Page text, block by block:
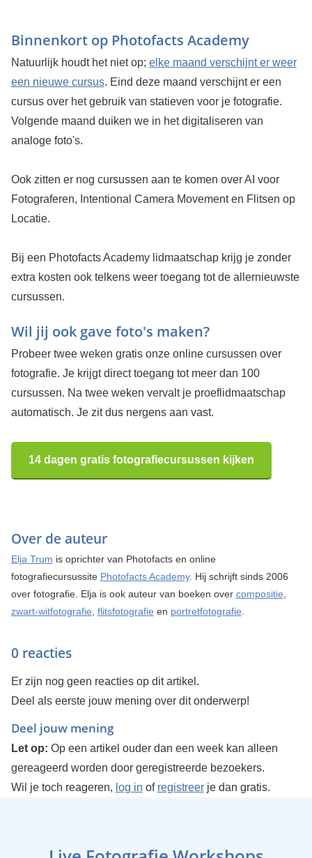
Binnenkort op Photofacts Academy
Natuurlijk houdt het niet op; elke maand verschijnt er weer
een nieuwe cursus. Eind deze maand verschijnt er een
cursus over het gebruik van statieven voor je fotografie.
Volgende maand duiken we in het digitaliseren van
analoge foto's.
Ook zitten er nog cursussen aan te komen over AI voor
Fotograferen, Intentional Camera Movement en Flitsen op
Locatie.
Bij een Photofacts Academy lidmaatschap krijg je zonder
extra kosten ook telkens weer toegang tot de allernieuwste
cursussen.
Wil jij ook gave foto's maken?
Probeer twee weken gratis onze online cursussen over
fotografie. Je krijgt direct toegang tot meer dan 100
cursussen. Na twee weken vervalt je proeflidmaatschap
automatisch. Je zit dus nergens aan vast.
14 dagen gratis fotografiecursussen kijken
Over de auteur
Elja Trum is oprichter van Photofacts en online
fotografiecursussite Photofacts Academy. Hij schrijft sinds 2006
over fotografie. Elja is ook auteur van boeken over compositie
zwart-witfotografie flitsfotografie en portretfotografie
0 reacties
Er zijn nog geen reacties op dit artikel.
Deel als eerste jouw mening over dit onderwerp!
Deel jouw mening
Let op: Op een artikel ouder dan een week kan alleen
gereageerd worden door geregistreerde bezoekers.
Wil je toch reageren, log in of registreerje dan gratis.